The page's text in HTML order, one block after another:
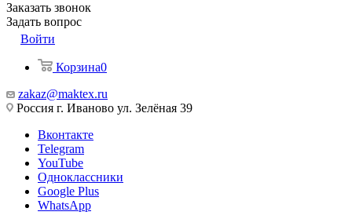
Заказать звонок
Задать вопрос
Войти
Корзина0
zakaz@maktex.ru
Россия г. Иваново ул. Зелёная 39
Вконтакте
Telegram
YouTube
Одноклассники
Google Plus
WhatsApp